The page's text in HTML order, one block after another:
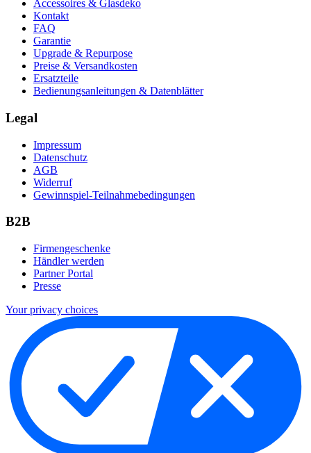
Accessoires & Glasdeko
Kontakt
FAQ
Garantie
Upgrade & Repurpose
Preise & Versandkosten
Ersatzteile
Bedienungsanleitungen & Datenblätter
Legal
Impressum
Datenschutz
AGB
Widerruf
Gewinnspiel-Teilnahmebedingungen
B2B
Firmengeschenke
Händler werden
Partner Portal
Presse
Your privacy choices